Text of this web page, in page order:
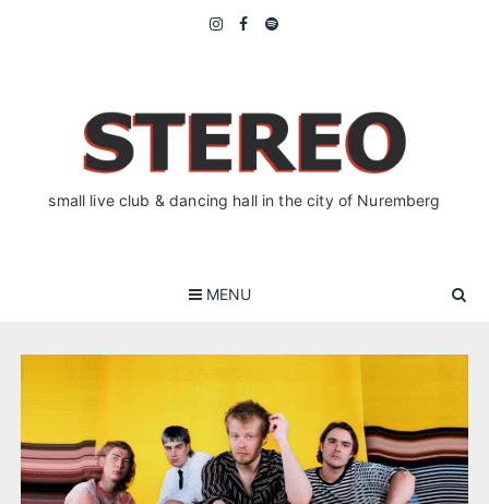
small live club & dancing hall in the city of Nuremberg
MENU